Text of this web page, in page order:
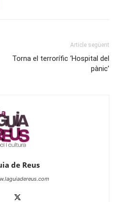
Article següent
Torna el terrorífic ‘Hospital del
pànic’
de Reus